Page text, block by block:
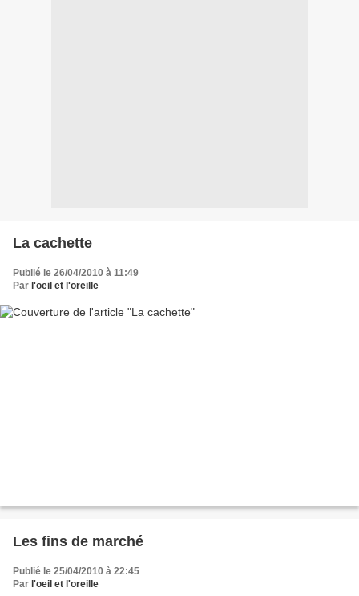
La cachette
Publié le 26/04/2010 à 11:49
Par l'oeil et l'oreille
Les fins de marché
Publié le 25/04/2010 à 22:45
Par l'oeil et l'oreille